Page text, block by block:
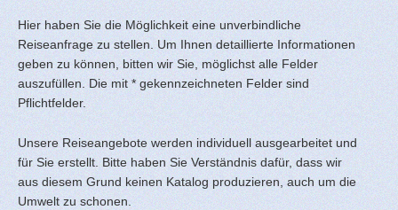
Hier haben Sie die Möglichkeit eine unverbindliche
Reiseanfrage zu stellen. Um Ihnen detaillierte Informationen
geben zu können, bitten wir Sie, möglichst alle Felder
auszufüllen. Die mit * gekennzeichneten Felder sind
Pflichtfelder.
Unsere Reiseangebote werden individuell ausgearbeitet und
für Sie erstellt. Bitte haben Sie Verständnis dafür, dass wir
aus diesem Grund keinen Katalog produzieren, auch um die
Umwelt zu schonen.